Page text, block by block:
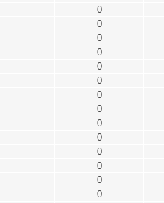
0
0
0
0
0
0
0
0
0
0
0
0
0
0